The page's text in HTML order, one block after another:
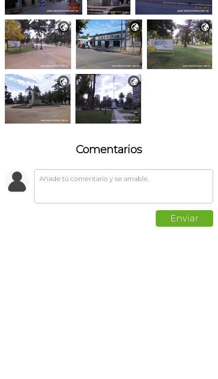
  
 
Comentarios